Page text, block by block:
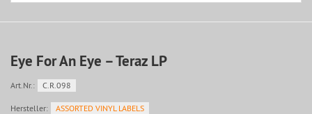
Eye For An Eye – Teraz LP
Art.Nr.: C.R.098
Hersteller: ASSORTED VINYL LABELS